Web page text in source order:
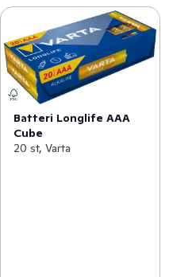
Batteri Longlife AAA
Cube
20 st, Varta